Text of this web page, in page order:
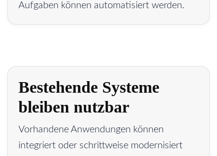
Aufgaben können automatisiert werden.
Bestehende Systeme
bleiben nutzbar
Vorhandene Anwendungen können
integriert oder schrittweise modernisiert